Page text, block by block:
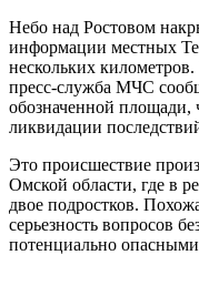
Небо над Ростовом
информации местных
нескольких
пресс-служба МЧС
обозначенной
ликвидации
Это происшествие
Омской области, где в
двое подростков.
серьезность вопросов
потенциально